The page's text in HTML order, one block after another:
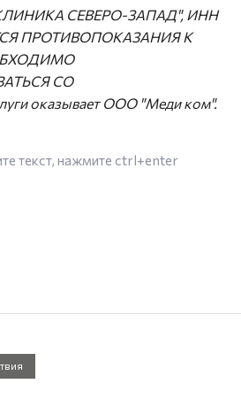
СЕВЕРО-ЗАПАД", ИНН
ПРОТИВОПОКАЗАНИЯ К
СО
оказывает ООО "Меди ком".
текст, нажмите ctrl+enter